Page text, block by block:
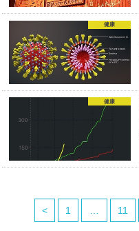
健康
健康
< 1 … 11